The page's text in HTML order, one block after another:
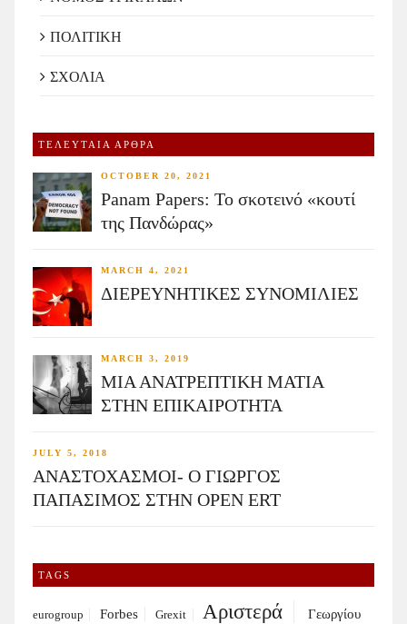
ΠΟΛΙΤΙΚΗ
ΣΧΟΛΙΑ
ΤΕΛΕΥΤΑΙΑ ΑΡΘΡΑ
OCTOBER 20, 2021
Panam Papers: Το σκοτεινό «κουτί
της Πανδώρας»
MARCH 4, 2021
ΔΙΕΡΕΥΝΗΤΙΚΕΣ ΣΥΝΟΜΙΛΙΕΣ
MARCH 3, 2019
ΜΙΑ ΑΝΑΤΡΕΠΤΙΚΗ ΜΑΤΙΑ
ΣΤΗΝ ΕΠΙΚΑΙΡΟΤΗΤΑ
JULY 5, 2018
ΑΝΑΣΤΟΧΑΣΜΟΙ- Ο ΓΙΩΡΓΟΣ
ΠΑΠΑΣΙΜΟΣ ΣΤΗΝ OPEN ERT
TAGS
eurogroup Forbes Grexit Αριστερά Γεωργίου